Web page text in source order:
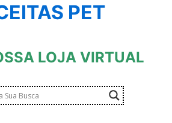
PET
LOJA VIRTUAL